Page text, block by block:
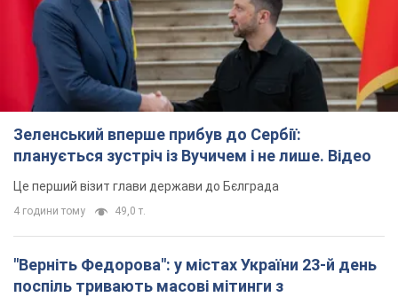
Зеленський вперше прибув до Сербії:
планується зустріч із Вучичем і не лише. Відео
Це перший візит глави держави до Бєлграда
4 години тому 49,0 т.
"Верніть Федорова": у містах України 23-й день
поспіль тривають масові мітинги з